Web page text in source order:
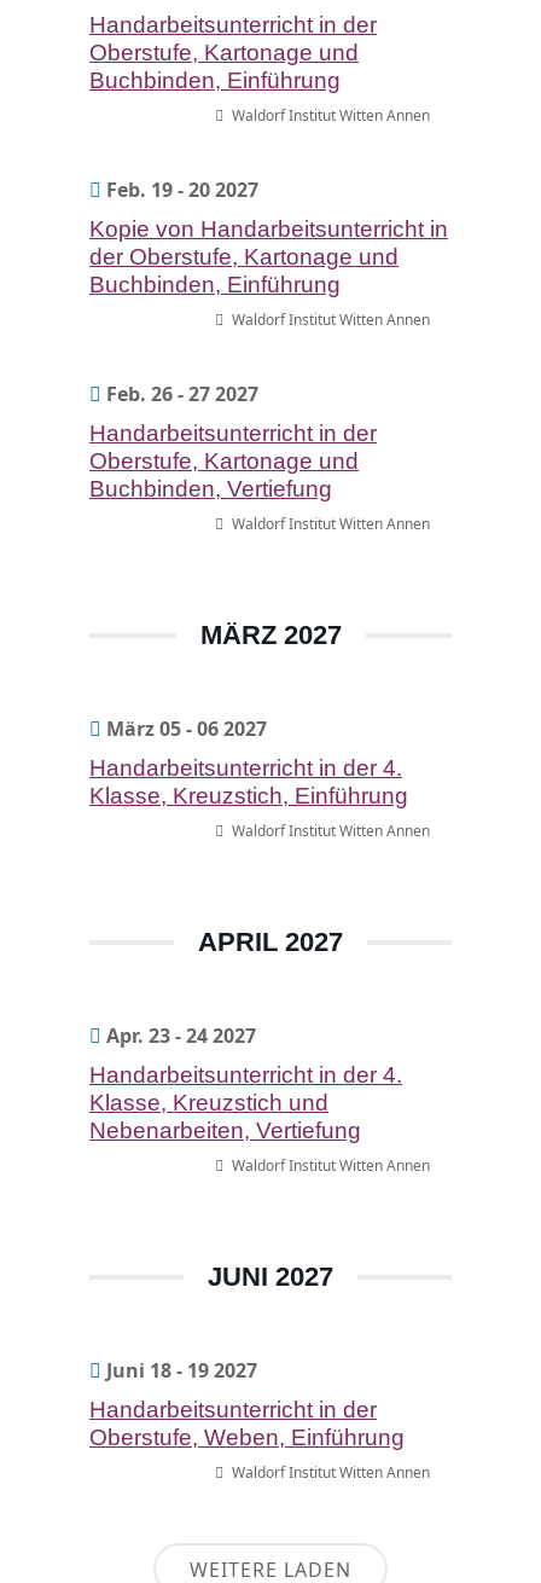
Handarbeitsunterricht in der
Oberstufe, Kartonage und
Buchbinden, Einführung
Waldorf Institut Witten Annen
Feb. 19 - 20 2027
Kopie von Handarbeitsunterricht in
der Oberstufe, Kartonage und
Buchbinden, Einführung
Waldorf Institut Witten Annen
Feb. 26 - 27 2027
Handarbeitsunterricht in der
Oberstufe, Kartonage und
Buchbinden, Vertiefung
Waldorf Institut Witten Annen
MÄRZ 2027
März 05 - 06 2027
Handarbeitsunterricht in der 4.
Klasse, Kreuzstich, Einführung
Waldorf Institut Witten Annen
APRIL 2027
Apr. 23 - 24 2027
Handarbeitsunterricht in der 4.
Klasse, Kreuzstich und
Nebenarbeiten, Vertiefung
Waldorf Institut Witten Annen
JUNI 2027
Juni 18 - 19 2027
Handarbeitsunterricht in der
Oberstufe, Weben, Einführung
Waldorf Institut Witten Annen
WEITERE LADEN